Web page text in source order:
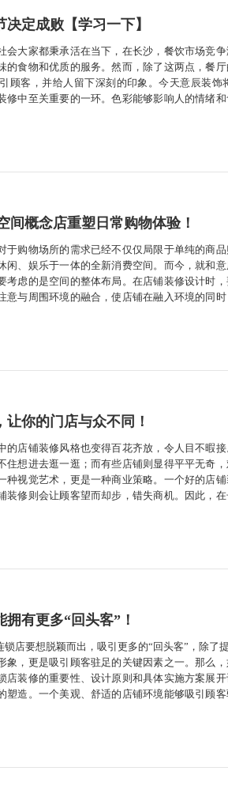
定成败【学习一下】
会大家都秉承活在当下，在长沙，餐饮市场竞
的食物和优质的服务。然而，除了这两点，餐
顾客，并给人留下深刻的印象。今天意辰装
修中至关重要的一环。色彩能够影响人的情绪
饮店的布局...
间概念店重塑日常购物体验！
于购物场所的需求已经不仅仅局限于单纯的商
闲、娱乐于一体的全新消费空间。而今，就和
考虑的是空间的整体布局。在店铺装修设计时
意与周围环境的融合，使店铺在融入环境的同
，营造出...
你的门店与众不同！
的店铺装修风格也变得百花齐放，令人目不暇
住想进去逛一逛；而有些店铺则显得平平无奇
种视觉艺术，更是一种商业策略。一个好的店
装修则会让顾客望而却步，错失商机。因此，
质、色彩、...
有更多“回头客”！
店要想脱颖而出，吸引更多的“回头客”，除了
象，更是吸引顾客驻足的关键因素之一。那么
店装修的重要性、设计原则和具体实施方案展
塑造。一个美观、舒适的店铺环境能够吸引顾
...